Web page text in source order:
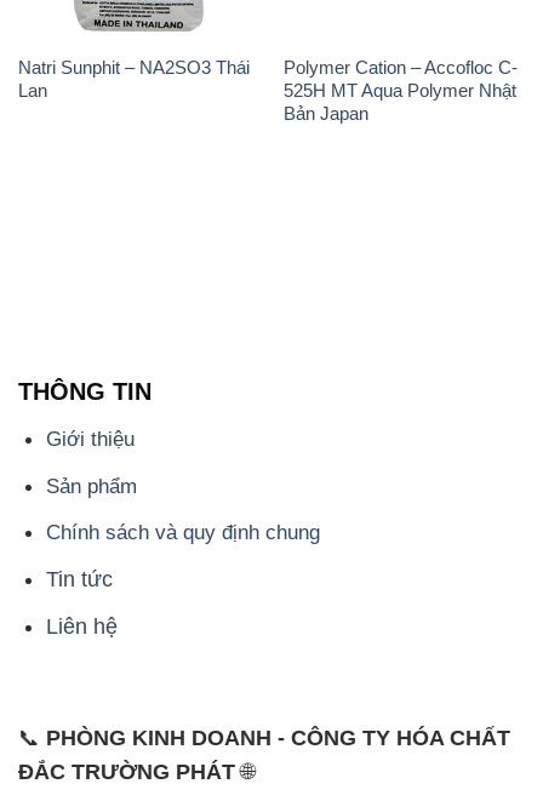
Natri Sunphit – NA2SO3 Thái
Lan
Polymer Cation – Accofloc C-
525H MT Aqua Polymer Nhật
Bản Japan
THÔNG TIN
Giới thiệu
Sản phẩm
Chính sách và quy định chung
Tin tức
Liên hệ
📞 PHÒNG KINH DOANH - CÔNG TY HÓA CHẤT
ĐẮC TRƯỜNG PHÁT🌐